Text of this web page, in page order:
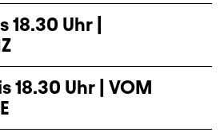
18.30 Uhr |
18.30 Uhr | VOM